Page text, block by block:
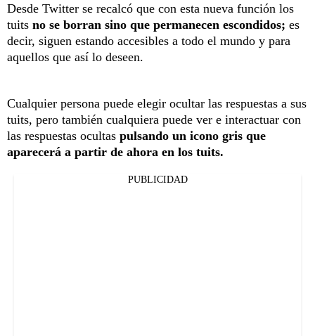
Desde Twitter se recalcó que con esta nueva función los
tuits no se borran sino que permanecen escondidos; es
decir, siguen estando accesibles a todo el mundo y para
aquellos que así lo deseen.
Cualquier persona puede elegir ocultar las respuestas a sus
tuits, pero también cualquiera puede ver e interactuar con
las respuestas ocultas pulsando un icono gris que
aparecerá a partir de ahora en los tuits.
PUBLICIDAD